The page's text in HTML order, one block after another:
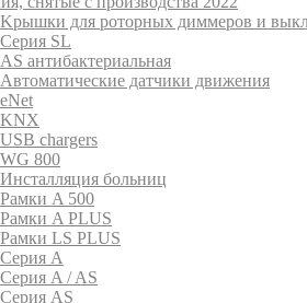
Kрышки для роторных диммеров и
Серия SL
AS антибактериальная
Aвтоматические датчики движения
eNet
KNX
USB chargers
WG 800
Инсталляция больниц
Рамки A 500
Рамки A PLUS
Рамки LS PLUS
Серия A
Серия A / AS
Серия AS